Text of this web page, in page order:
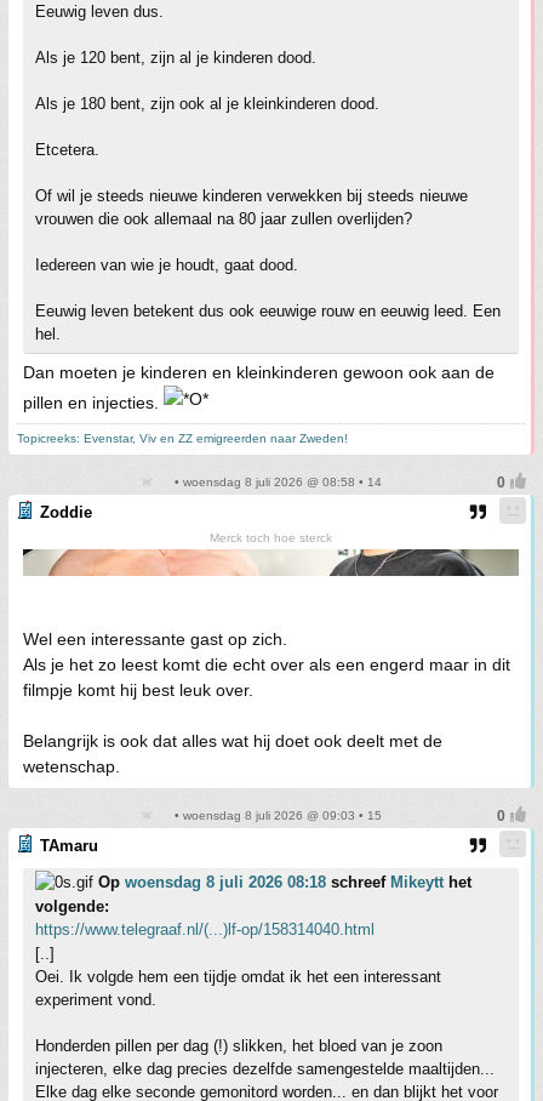
Eeuwig leven dus.
Als je 120 bent, zijn al je kinderen dood.
Als je 180 bent, zijn ook al je kleinkinderen dood.
Etcetera.
Of wil je steeds nieuwe kinderen verwekken bij steeds nieuwe
vrouwen die ook allemaal na 80 jaar zullen overlijden?
Iedereen van wie je houdt, gaat dood.
Eeuwig leven betekent dus ook eeuwige rouw en eeuwig leed. Een
hel.
Dan moeten je kinderen en kleinkinderen gewoon ook aan de
pillen en injecties.
Topicreeks: Evenstar, Viv en ZZ emigreerden naar Zweden!
• woensdag 8 juli 2026 @ 08:58 • 14
Zoddie
Merck toch hoe sterck
Wel een interessante gast op zich.
Als je het zo leest komt die echt over als een engerd maar in dit
filmpje komt hij best leuk over.
Belangrijk is ook dat alles wat hij doet ook deelt met de
wetenschap.
• woensdag 8 juli 2026 @ 09:03 • 15
TAmaru
Op woensdag 8 juli 2026 08:18 schreef Mikeytt het
volgende:
https://www.telegraaf.nl/(...)lf-op/158314040.html
[..]
Oei. Ik volgde hem een tijdje omdat ik het een interessant
experiment vond.
Honderden pillen per dag (!) slikken, het bloed van je zoon
injecteren, elke dag precies dezelfde samengestelde maaltijden...
Elke dag elke seconde gemonitord worden... en dan blijkt het voor